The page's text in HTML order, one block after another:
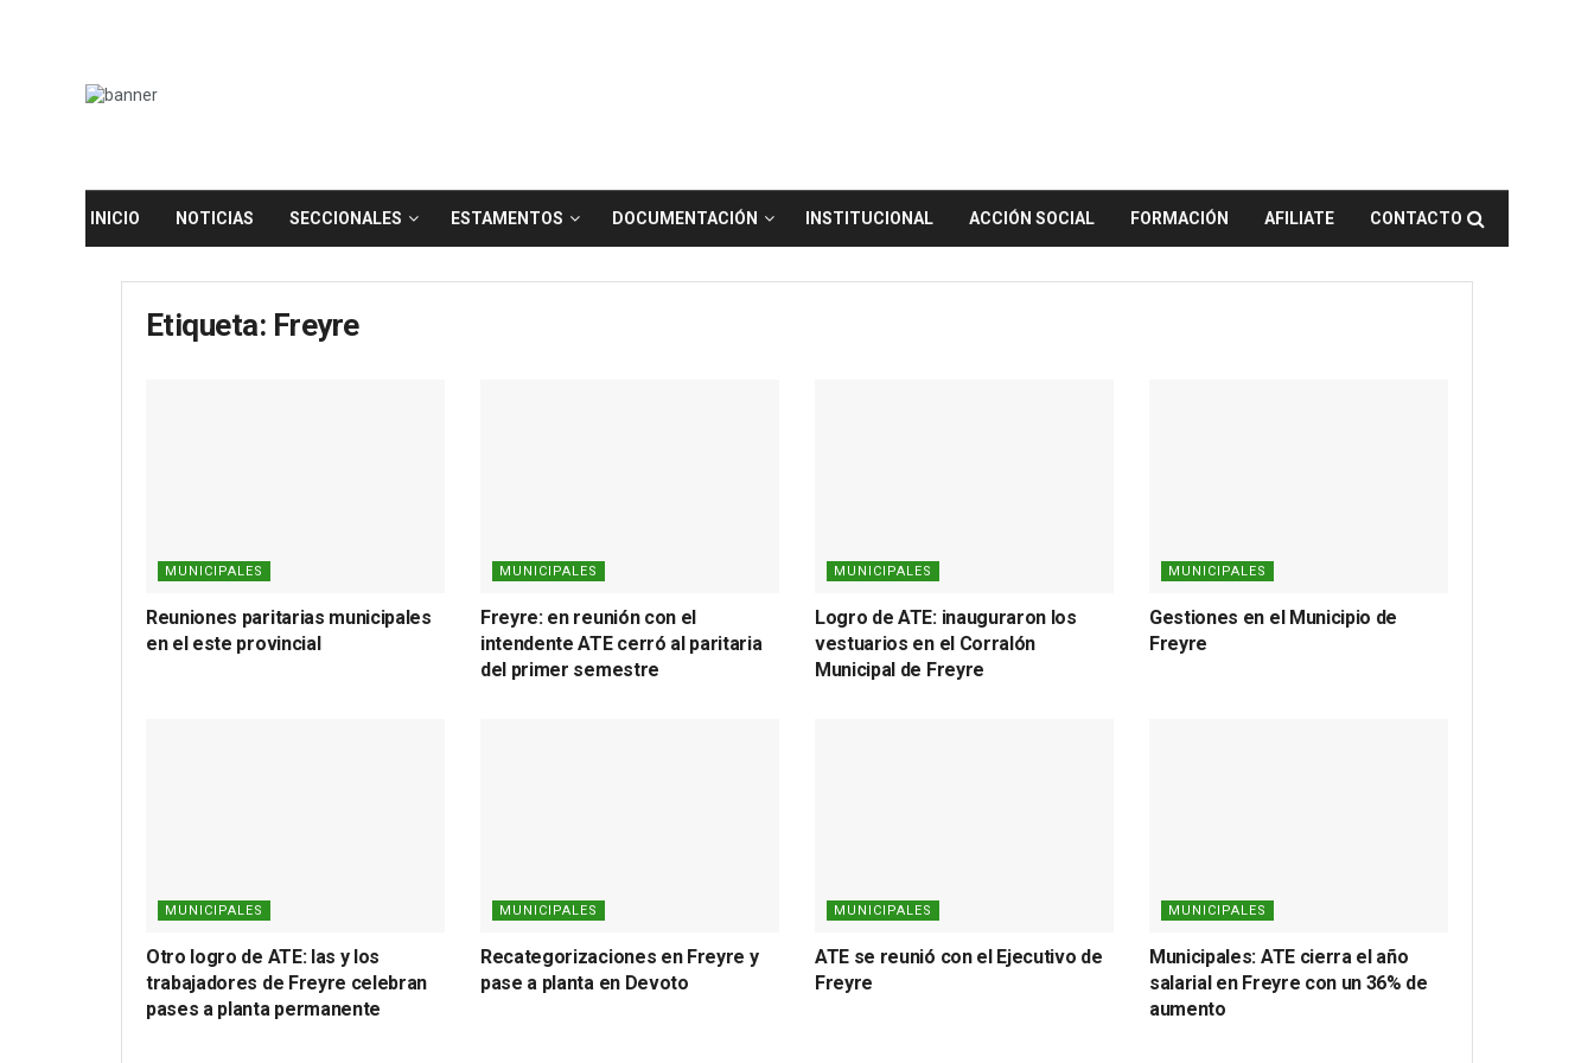
INICIO NOTICIAS SECCIONALES ESTAMENTOS DOCUMENTACIÓN INSTITUCIONAL ACCIÓN SOCIAL FORMACIÓN AFILIATE CONTACTO
Etiqueta: Freyre
MUNICIPALES
Reuniones paritarias municipales
en el este provincial
MUNICIPALES
Freyre: en reunión con el
intendente ATE cerró al paritaria
del primer semestre
MUNICIPALES
Logro de ATE: inauguraron los
vestuarios en el Corralón
Municipal de Freyre
MUNICIPALES
Gestiones en el Municipio de
Freyre
MUNICIPALES
Otro logro de ATE: las y los
trabajadores de Freyre celebran
pases a planta permanente
MUNICIPALES
Recategorizaciones en Freyre y
pase a planta en Devoto
MUNICIPALES
ATE se reunió con el Ejecutivo de
Freyre
MUNICIPALES
Municipales: ATE cierra el año
salarial en Freyre con un 36% de
aumento